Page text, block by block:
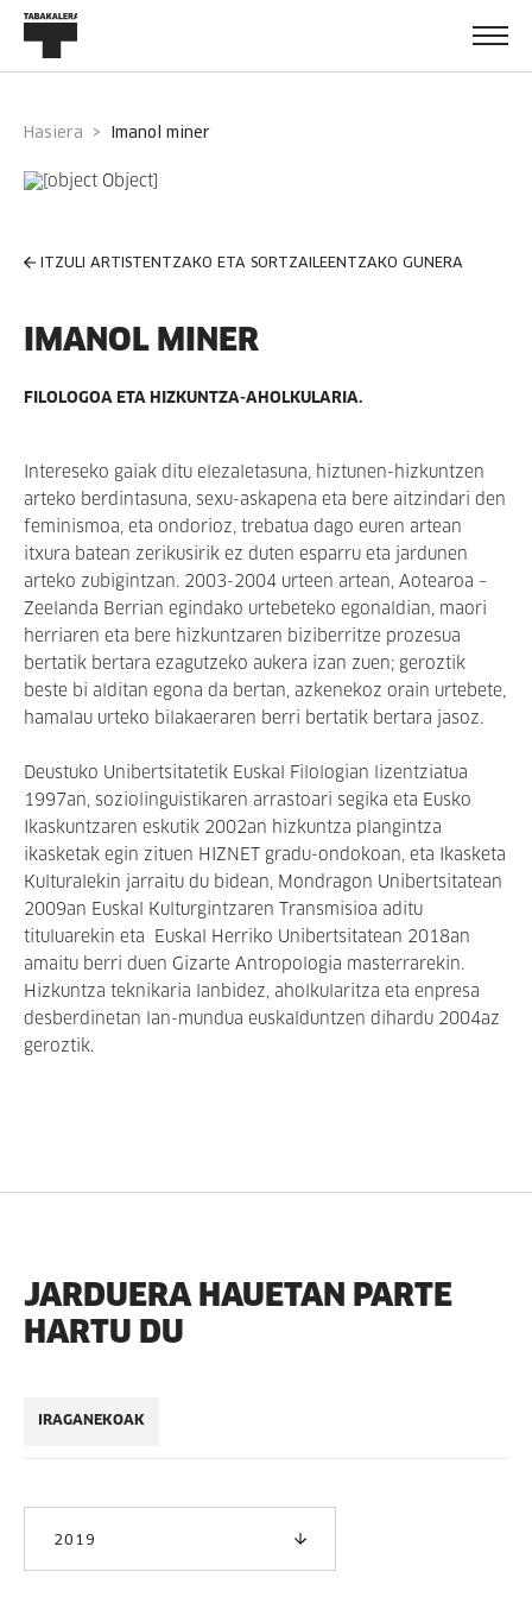
Hasiera imanol miner
ITZULI ARTISTENTZAKO ETA SORTZAILEENTZAKO GUNERA
IMANOL MINER
FILOLOGOA ETA HIZKUNTZA-AHOLKULARIA.
Intereseko gaiak ditu elezaletasuna, hiztunen-hizkuntzen
arteko berdintasuna, sexu-askapena eta bere aitzindari den
feminismoa, eta ondorioz, trebatua dago euren artean
itxura batean zerikusirik ez duten esparru eta jardunen
arteko zubigintzan. 2003-2004 urteen artean, Aotearoa –
Zeelanda Berrian egindako urtebeteko egonaldian, maori
herriaren eta bere hizkuntzaren biziberritze prozesua
bertatik bertara ezagutzeko aukera izan zuen; geroztik
beste bi alditan egona da bertan, azkenekoz orain urtebete,
hamalau urteko bilakaeraren berri bertatik bertara jasoz.
Deustuko Unibertsitatetik Euskal Filologian lizentziatua
1997an, soziolinguistikaren arrastoari segika eta Eusko
Ikaskuntzaren eskutik 2002an hizkuntza plangintza
ikasketak egin zituen HIZNET gradu-ondokoan, eta Ikasketa
Kulturalekin jarraitu du bidean, Mondragon Unibertsitatean
2009an Euskal Kulturgintzaren Transmisioa aditu
tituluarekin eta Euskal Herriko Unibertsitatean 2018an
amaitu berri duen Gizarte Antropologia masterrarekin.
Hizkuntza teknikaria lanbidez, aholkularitza eta enpresa
desberdinetan lan-mundua euskalduntzen dihardu 2004az
geroztik.
JARDUERA HAUETAN PARTE
HARTU DU
IRAGANEKOAK
2019